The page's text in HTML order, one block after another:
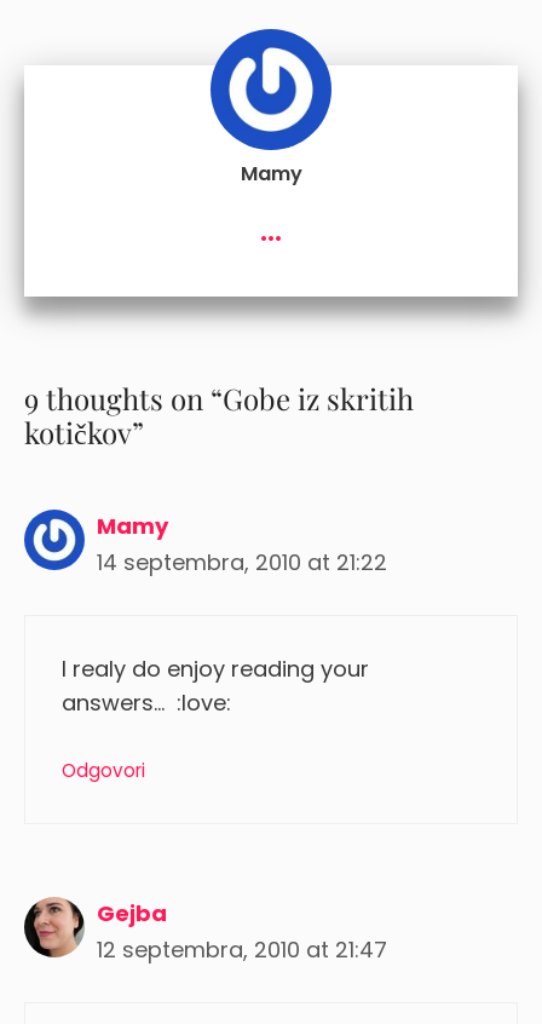
Mamy
...
9 thoughts on “Gobe iz skritih
kotičkov”
Mamy
14 septembra, 2010 at 21:22
I realy do enjoy reading your
answers… :love:
Odgovori
Gejba
12 septembra, 2010 at 21:47